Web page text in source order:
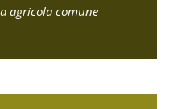
agricola comune